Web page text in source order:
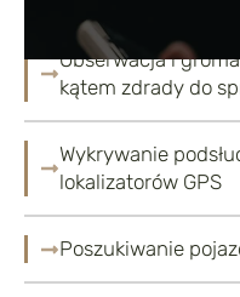
Obserwacja i
kątem zdrady do
Wykrywanie
lokalizatorów GPS
Poszukiwanie